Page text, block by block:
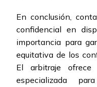
En conclusión,
confidencial en
importancia para
equitativa de los
El arbitraje
especializada